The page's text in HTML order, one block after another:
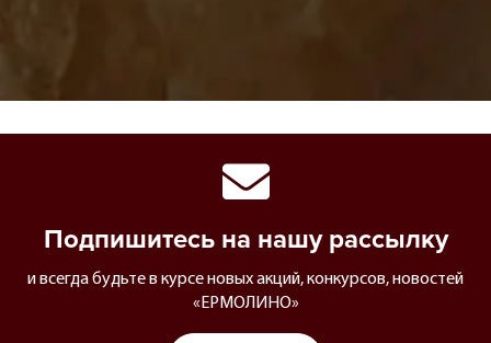
Подпишитесь на нашу рассылку
и всегда будьте в курсе новых акций, конкурсов, новостей
«ЕРМОЛИНО»